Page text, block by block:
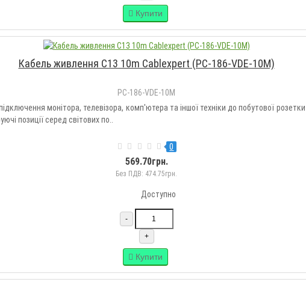
Купити
Кабель живлення C13 10m Cablexpert (PC-186-VDE-10M)
PC-186-VDE-10M
монітора, телевізора, комп'ютера та іншої техніки до побутової
позиції серед світових по..
0
569.70грн.
Без ПДВ: 474.75грн.
Доступно
-
+
Купити